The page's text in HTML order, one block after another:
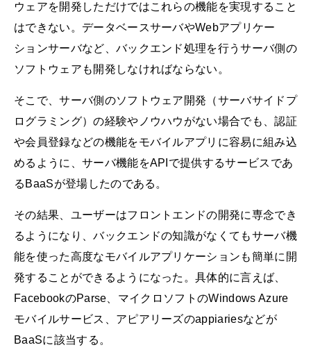
ウェアを開発しただけではこれらの機能を実現すること
はできない。データベースサーバやWebアプリケー
ションサーバなど、バックエンド処理を行うサーバ側の
ソフトウェアも開発しなければならない。
そこで、サーバ側のソフトウェア開発（サーバサイドプ
ログラミング）の経験やノウハウがない場合でも、認証
や会員登録などの機能をモバイルアプリに容易に組み込
めるように、サーバ機能をAPIで提供するサービスであ
るBaaSが登場したのである。
その結果、ユーザーはフロントエンドの開発に専念でき
るようになり、バックエンドの知識がなくてもサーバ機
能を使った高度なモバイルアプリケーションも簡単に開
発することができるようになった。具体的に言えば、
FacebookのParse、マイクロソフトのWindows Azure
モバイルサービス、アピアリーズのappiariesなどが
BaaSに該当する。